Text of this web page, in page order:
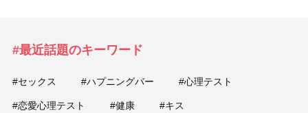
#最近話題のキーワード
#セックス #ハプニングバー #心理テスト
#恋愛心理テスト #健康 #キス